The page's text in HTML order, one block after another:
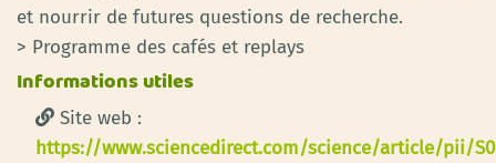
et nourrir de futures questions de recherche.
> Programme des cafés et replays
Informations utiles
Site web :
https://www.sciencedirect.com/science/article/pii/